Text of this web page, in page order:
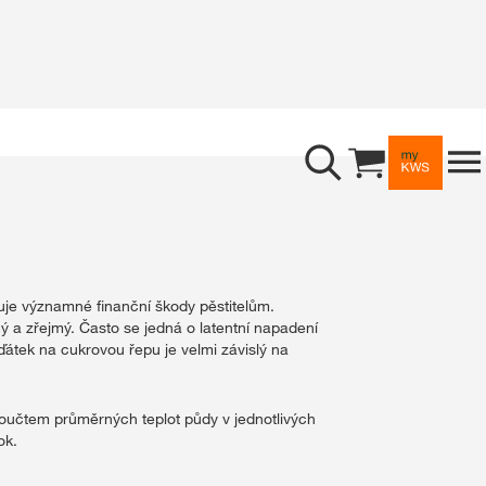
Slunečnice
Zakládání porostů
Využití kukuřičné siláže
Události
Kalkulačka pro výpočet
O nás
Společnost
významné finanční škody pěstitelům.
a zřejmý. Často se jedná o latentní napadení
na cukrovou řepu je velmi závislý na
průměrných teplot půdy v jednotlivých